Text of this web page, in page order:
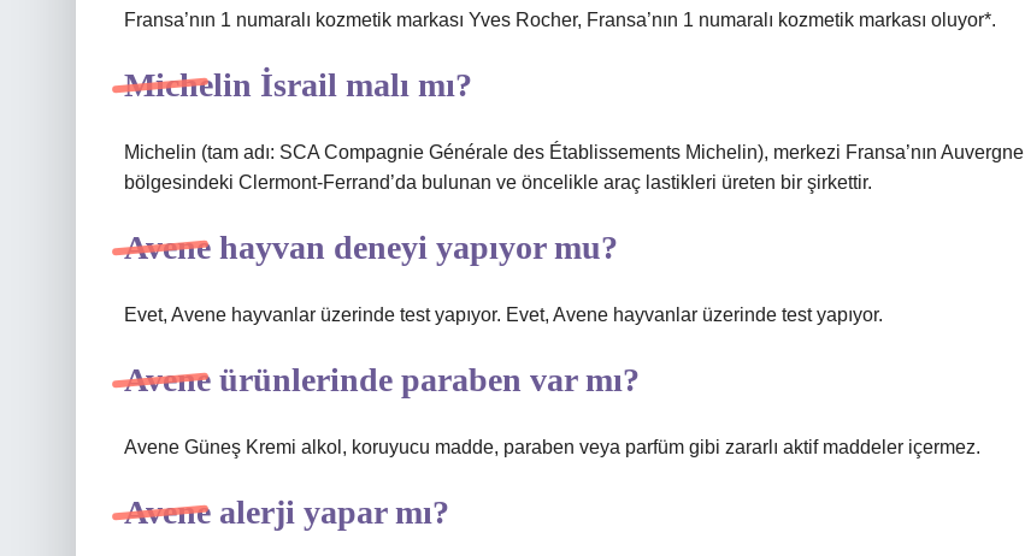
Fransa’nın 1 numaralı kozmetik markası Yves Rocher, Fransa’nın 1 numaralı kozmetik markası oluyor*.
Michelin İsrail malı mı?
Michelin (tam adı: SCA Compagnie Générale des Établissements Michelin), merkezi Fransa’nın Auvergne
bölgesindeki Clermont-Ferrand’da bulunan ve öncelikle araç lastikleri üreten bir şirkettir.
Avene hayvan deneyi yapıyor mu?
Evet, Avene hayvanlar üzerinde test yapıyor. Evet, Avene hayvanlar üzerinde test yapıyor.
Avene ürünlerinde paraben var mı?
Avene Güneş Kremi alkol, koruyucu madde, paraben veya parfüm gibi zararlı aktif maddeler içermez.
Avene alerji yapar mı?